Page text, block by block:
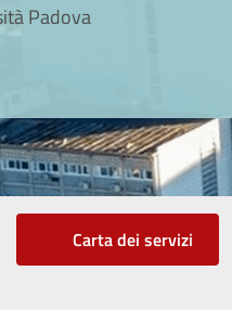
Padova
Carta dei servizi